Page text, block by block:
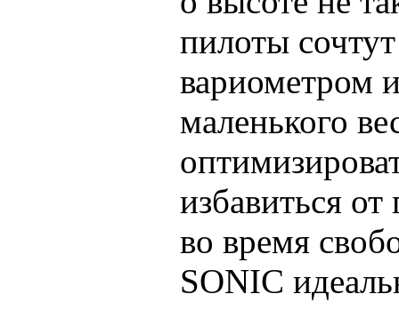
пилоты
вариометром
маленького
избавиться
во время
SONIC